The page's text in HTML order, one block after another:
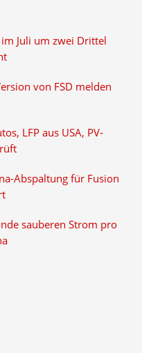
Juli um zwei Drittel
von FSD melden
LFP aus USA, PV-
Abspaltung für Fusion
sauberen Strom pro